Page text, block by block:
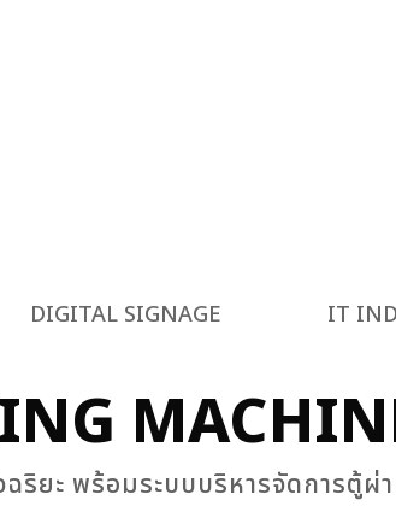
DIGITAL SIGNAGE IT
ยะ พร้อมระบบบริหารจัดการตู้